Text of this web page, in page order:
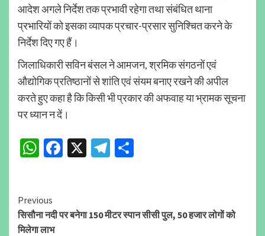
आदेश अगले निर्देश तक प्रभावी रहेगा तथा संबंधित थाना
प्रभारियों को इसका व्यापक प्रचार-प्रसार सुनिश्चित करने के
निर्देश दिए गए हैं।
जिलाधिकारी सविन बंसल ने आमजन, श्रमिक संगठनों एवं
औद्योगिक प्रतिष्ठानों से शांति एवं संयम बनाए रखने की अपील
करते हुए कहा है कि किसी भी प्रकार की अफवाह या भ्रामक सूचना
पर ध्यान न दें।
WhatsApp
Facebook
X Telegram
Continue
Reading
Previous
सिसौना नदी पर बनेगा 150 मीटर स्पान सीसी पुल, 50 हजार लोगों को
मिलेगा लाभ